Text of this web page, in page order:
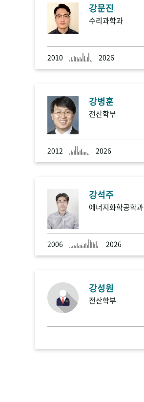
강문진
수리과학과
2010 2026
강병훈
전산학부
2012 2026
강석주
에너지화학공학과
2006 2026
강성원
전산학부